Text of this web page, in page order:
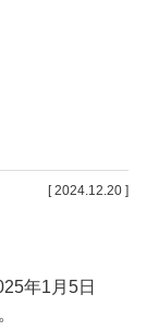
[ 2024.12.20 ]
年1月5日